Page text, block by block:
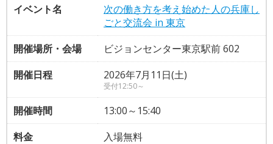
イベント名
次の働き方を考え始めた人の兵庫し
ごと交流会 in 東京
開催場所・会場
ビジョンセンター東京駅前 602
開催日程
2026年7月11日(土)
受付12:50～
開催時間
13:00～15:40
料金
入場無料